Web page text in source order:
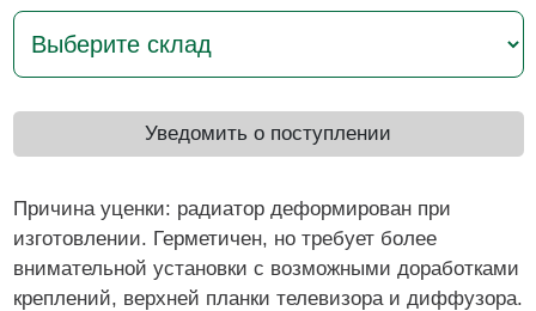
Уведомить о поступлении
Причина уценки: радиатор деформирован при
изготовлении. Герметичен, но требует более
внимательной установки с возможными доработками
креплений, верхней планки телевизора и диффузора.